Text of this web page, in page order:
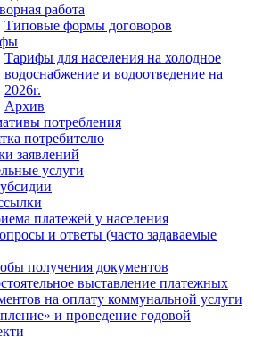
работа
Типовые формы договоров
Тарифы для населения на холодное
водоснабжение и водоотведение на
2026г.
Архив
потребления
потребителю
заявлений
услуги
платежей у населения
и ответы (часто задаваемые
получения документов
выставление платежных
на оплату коммунальной услуги
и проведение годовой